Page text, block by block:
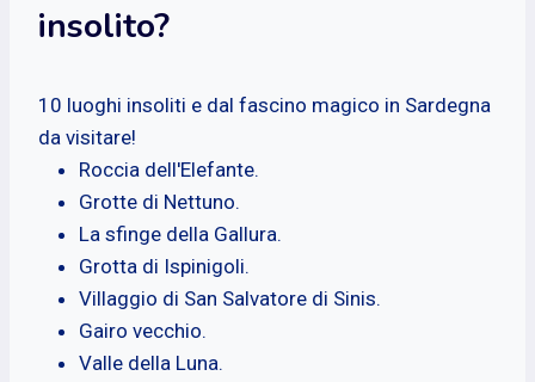
insolito?
10 luoghi insoliti e dal fascino magico in Sardegna
da visitare!
Roccia dell'Elefante.
Grotte di Nettuno.
La sfinge della Gallura.
Grotta di Ispinigoli.
Villaggio di San Salvatore di Sinis.
Gairo vecchio.
Valle della Luna.